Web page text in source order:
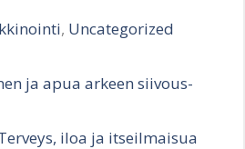
, Uncategorized
ja apua arkeen siivous-
iloa ja itseilmaisua